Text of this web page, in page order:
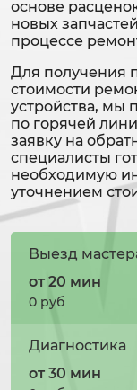
основе
новых
процессе
Для получения
стоимости
устройства, мы
по горячей
заявку на
специалисты
необходимую
уточнением
Выезд
от 20 мин
0 руб
Диагностика
от 30 мин